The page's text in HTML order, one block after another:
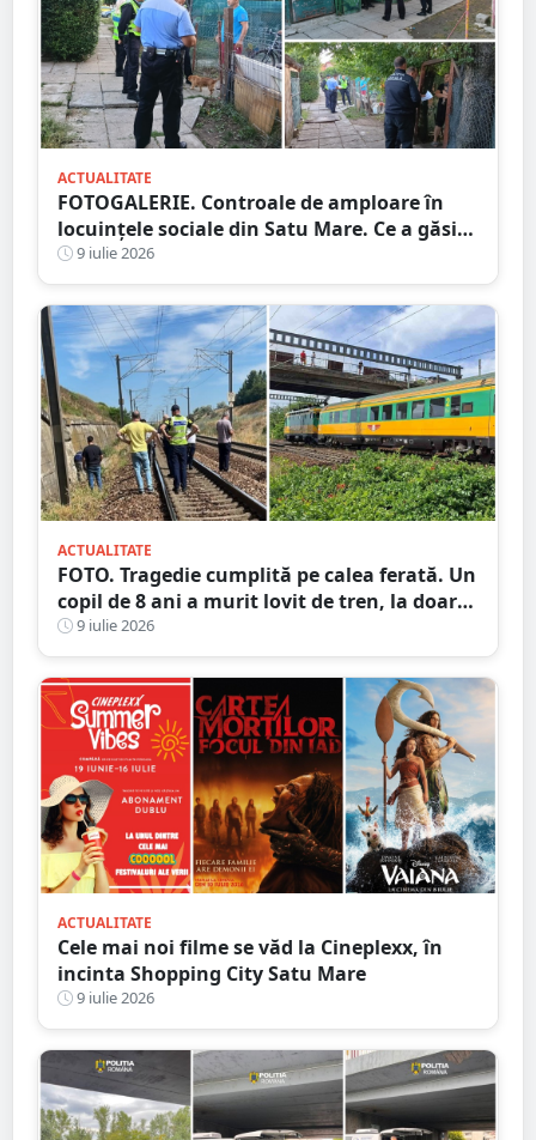
ACTUALITATE
FOTOGALERIE. Controale de amploare în
locuințele sociale din Satu Mare. Ce a găsit
Poliția Locală și ce amenzi s-au dat
9 iulie 2026
ACTUALITATE
FOTO. Tragedie cumplită pe calea ferată. Un
copil de 8 ani a murit lovit de tren, la doar
câteva minute după ce tatăl îi anunțase
dispariția
9 iulie 2026
ACTUALITATE
Cele mai noi filme se văd la Cineplexx, în
incinta Shopping City Satu Mare
9 iulie 2026